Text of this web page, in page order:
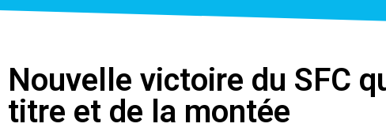
Nouvelle victoire du SFC
titre et de la montée